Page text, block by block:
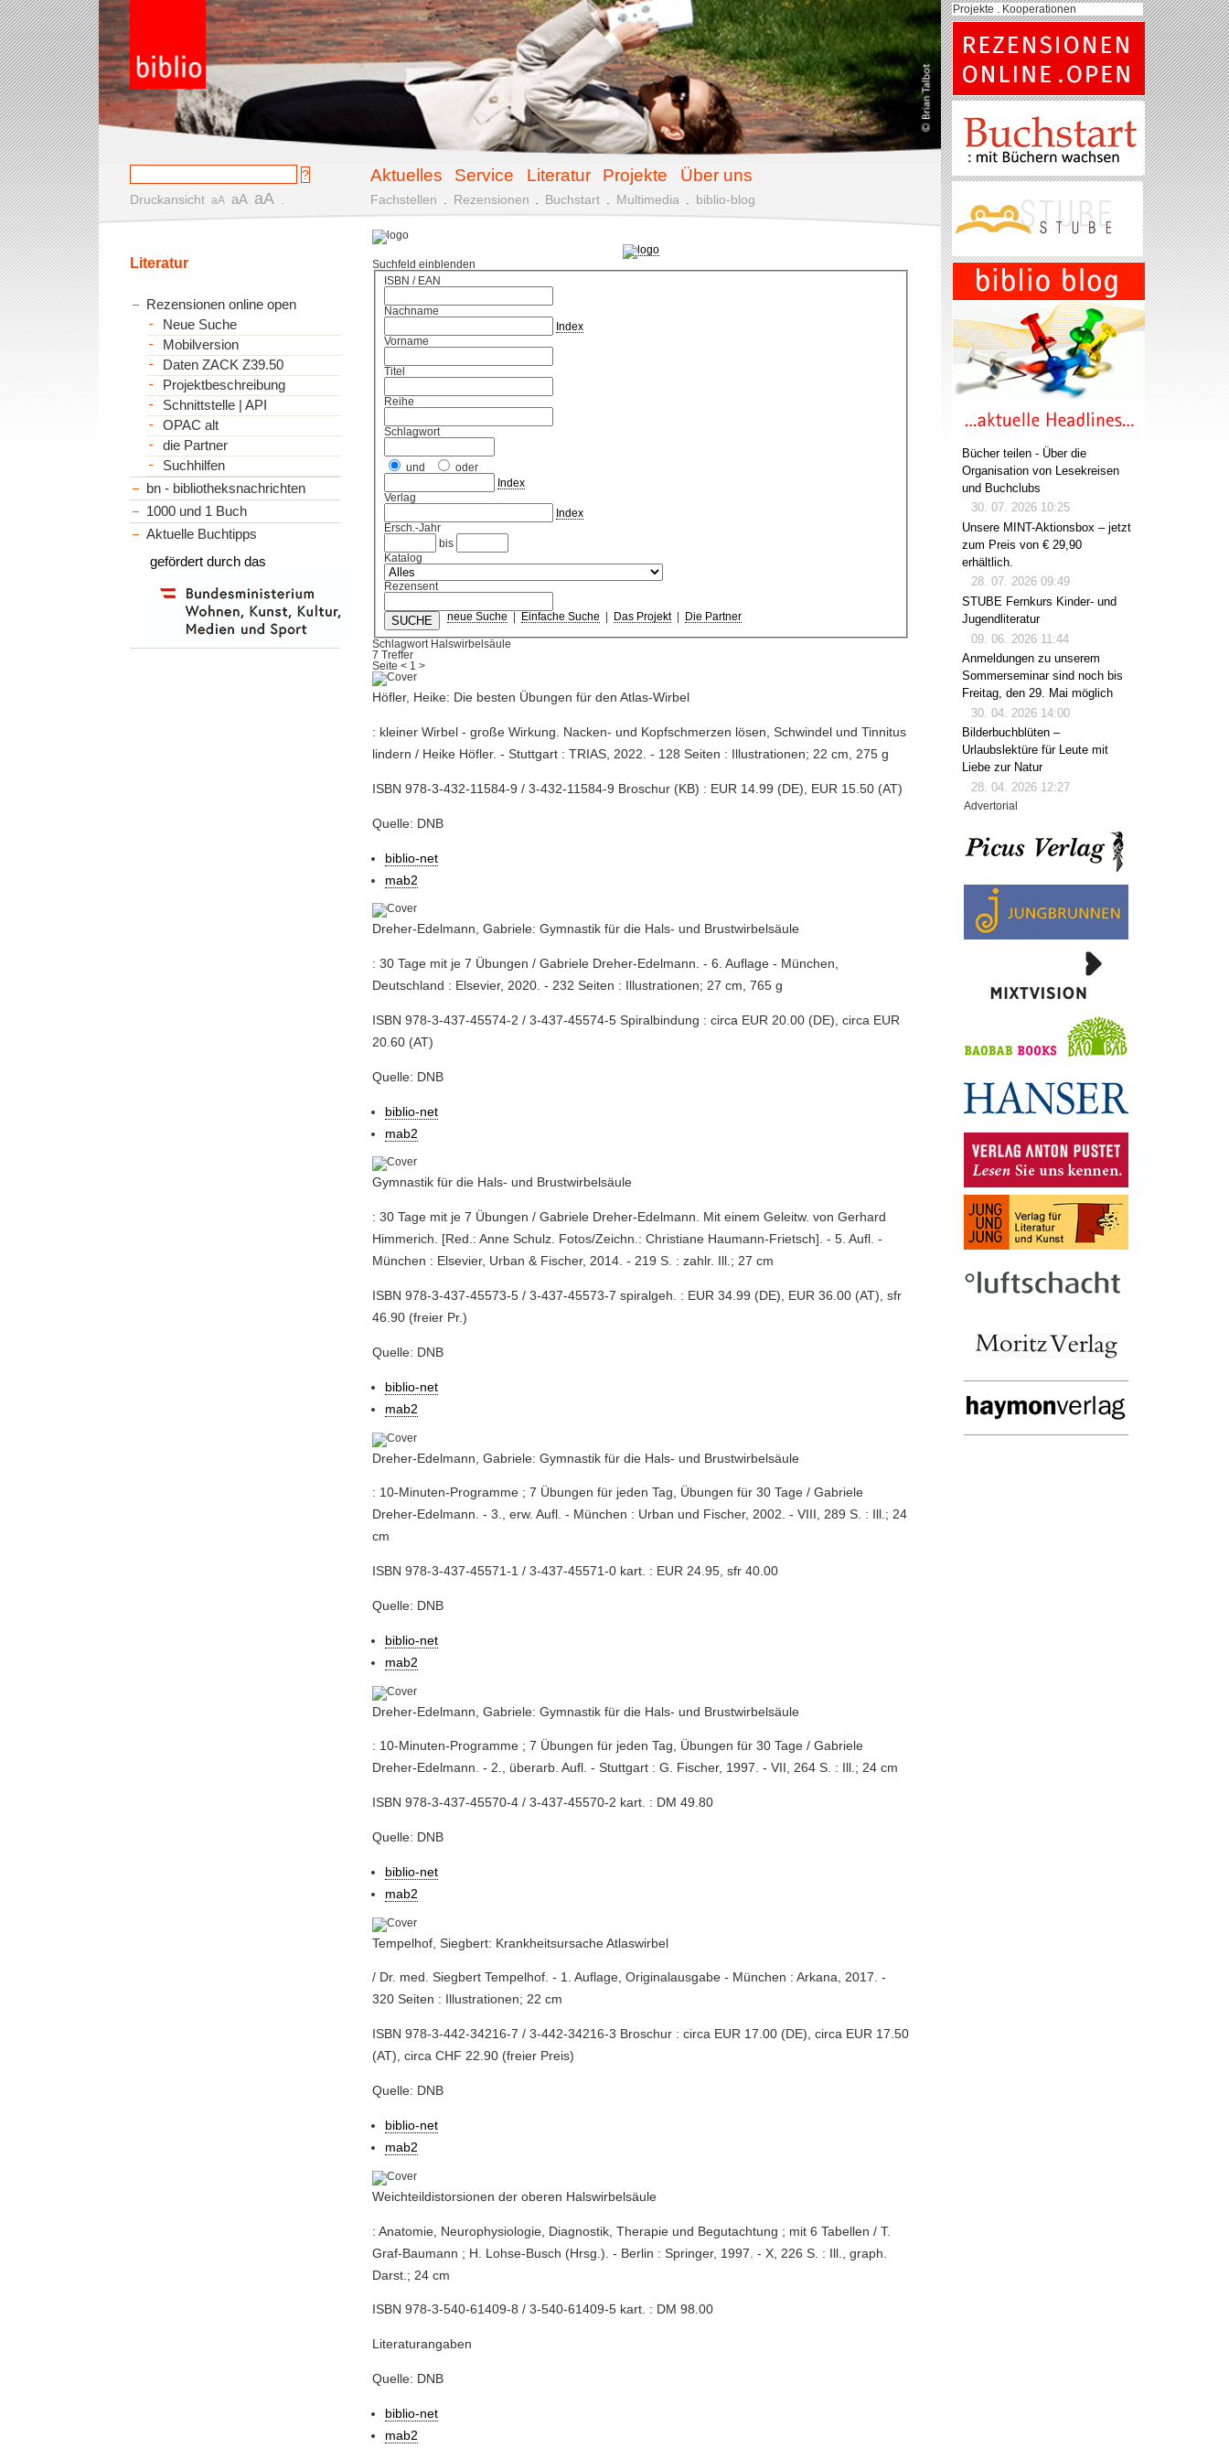
Aktuelles Service Literatur Projekte Über uns
Druckansicht aA aA aA Fachstellen Rezensionen Buchstart Multimedia biblio-blog
Suchfeld einblenden
ISBN / EAN
Nachname
Index
Vorname
Titel
Reihe
Schlagwort
und
oder
Index
Verlag
Index
Ersch.-Jahr
bis
Katalog
Rezensent
neue Suche Einfache Suche Das Projekt| Die Partner
Schlagwort Halswirbelsäule
7 Treffer
Seite< 1 >
Höfler, Heike: Die besten Übungen für den Atlas-Wirbel
: kleiner Wirbel - große Wirkung. Nacken- und Kopfschmerzen lösen, Schwindel und Tinnitus
lindern / Heike Höfler. - Stuttgart : TRIAS, 2022. - 128 Seiten : Illustrationen; 22 cm, 275 g
ISBN 978-3-432-11584-9 / 3-432-11584-9 Broschur (KB) : EUR 14.99 (DE), EUR 15.50 (AT)
Quelle: DNB
biblio-net
mab2
Dreher-Edelmann, Gabriele: Gymnastik für die Hals- und Brustwirbelsäule
: 30 Tage mit je 7 Übungen / Gabriele Dreher-Edelmann. - 6. Auflage - München,
Deutschland : Elsevier, 2020. - 232 Seiten : Illustrationen; 27 cm, 765 g
ISBN 978-3-437-45574-2 / 3-437-45574-5 Spiralbindung : circa EUR 20.00 (DE), circa EUR
20.60 (AT)
Quelle: DNB
biblio-net
mab2
Gymnastik für die Hals- und Brustwirbelsäule
: 30 Tage mit je 7 Übungen / Gabriele Dreher-Edelmann. Mit einem Geleitw. von Gerhard
Himmerich. [Red.: Anne Schulz. Fotos/Zeichn.: Christiane Haumann-Frietsch]. - 5. Aufl. -
München : Elsevier, Urban & Fischer, 2014. - 219 S. : zahlr. Ill.; 27 cm
ISBN 978-3-437-45573-5 / 3-437-45573-7 spiralgeh. : EUR 34.99 (DE), EUR 36.00 (AT), sfr
46.90 (freier Pr.)
Quelle: DNB
biblio-net
mab2
Dreher-Edelmann, Gabriele: Gymnastik für die Hals- und Brustwirbelsäule
: 10-Minuten-Programme ; 7 Übungen für jeden Tag, Übungen für 30 Tage / Gabriele
Dreher-Edelmann. - 3., erw. Aufl. - München : Urban und Fischer, 2002. - VIII, 289 S. : Ill.; 24
cm
ISBN 978-3-437-45571-1 / 3-437-45571-0 kart. : EUR 24.95, sfr 40.00
Quelle: DNB
biblio-net
mab2
Dreher-Edelmann, Gabriele: Gymnastik für die Hals- und Brustwirbelsäule
: 10-Minuten-Programme ; 7 Übungen für jeden Tag, Übungen für 30 Tage / Gabriele
Dreher-Edelmann. - 2., überarb. Aufl. - Stuttgart : G. Fischer, 1997. - VII, 264 S. : Ill.; 24 cm
ISBN 978-3-437-45570-4 / 3-437-45570-2 kart. : DM 49.80
Quelle: DNB
biblio-net
mab2
Tempelhof, Siegbert: Krankheitsursache Atlaswirbel
/ Dr. med. Siegbert Tempelhof. - 1. Auflage, Originalausgabe - München : Arkana, 2017. -
320 Seiten : Illustrationen; 22 cm
ISBN 978-3-442-34216-7 / 3-442-34216-3 Broschur : circa EUR 17.00 (DE), circa EUR 17.50
(AT), circa CHF 22.90 (freier Preis)
Quelle: DNB
biblio-net
mab2
Weichteildistorsionen der oberen Halswirbelsäule
: Anatomie, Neurophysiologie, Diagnostik, Therapie und Begutachtung ; mit 6 Tabellen / T.
Graf-Baumann ; H. Lohse-Busch (Hrsg.). - Berlin : Springer, 1997. - X, 226 S. : Ill., graph.
Darst.; 24 cm
ISBN 978-3-540-61409-8 / 3-540-61409-5 kart. : DM 98.00
Literaturangaben
Quelle: DNB
biblio-net
mab2
Literatur
Rezensionen online open
Neue Suche
Mobilversion
Daten ZACK Z39.50
Projektbeschreibung
Schnittstelle | API
OPAC alt
die Partner
Suchhilfen
bn - bibliotheksnachrichten
1000 und 1 Buch
Aktuelle Buchtipps
gefördert durch das
Projekte . Kooperationen
Bücher teilen - Über die
Organisation von Lesekreisen
und Buchclubs
30. 07. 2026 10:25
Unsere MINT-Aktionsbox – jetzt
zum Preis von € 29,90
erhältlich.
28. 07. 2026 09:49
STUBE Fernkurs Kinder- und
Jugendliteratur
09. 06. 2026 11:44
Anmeldungen zu unserem
Sommerseminar sind noch bis
Freitag, den 29. Mai möglich
30. 04. 2026 14:00
Bilderbuchblüten –
Urlaubslektüre für Leute mit
Liebe zur Natur
28. 04. 2026 12:27
Advertorial